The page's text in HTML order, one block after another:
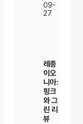
09-
27
레종
이오
니아:
핑크
와 그
린 리
뷰